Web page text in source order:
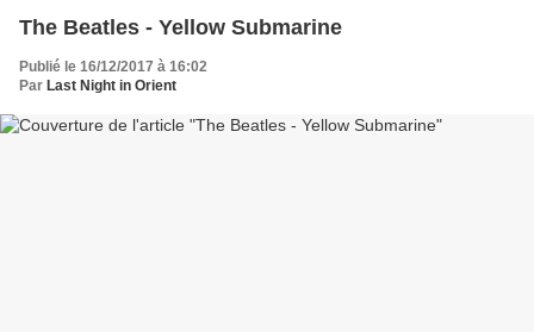
The Beatles - Yellow Submarine
Publié le 16/12/2017 à 16:02
Par Last Night in Orient